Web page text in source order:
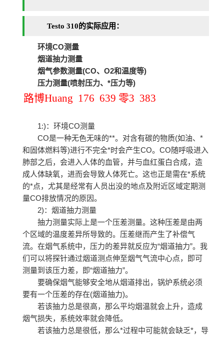
Testo 310的实际应用：
环境CO测量
烟道抽力测量
烟气参数测量(CO、O2和温度等)
压力测量(喷射压力、*压力等)
路博Huang 176 639 零3 383
1:)：环境CO测量
CO是一种无色无味的**。对含有碳的物质(如油、*
和固体燃料等)进行不完全*时会产生CO。CO随呼吸进入
肺部之后，会进入人体的血管，并与血红蛋白合成，造
成人体缺氧，进而会导致人体死亡。这也正是需在*系统
的*点，尤其是经常有人员出没的地点及附近区域定期测
量CO排放情况的原因。
2)：烟道抽力测量
抽力测量实际上是一个压差测量。这种压差是由两
个区域的温度差异所导致的。压差继而产生了补偿气
流。在烟气系统中，压力的差异就反应为“烟道抽力”。我
们可以将探针通过烟道测点伸至烟气气流中心点，即可
测量到该压力差，即“烟道抽力”。
要确保烟气能够安全地从烟道排出，锅炉系统必须
要有一个压差的存在(烟道抽力)。
若该抽力总是很高，那么平均烟温就会上升，造成
烟气损失，系统效率就会降低。
若该抽力总是很低，那么*过程中可能就会缺乏*，导